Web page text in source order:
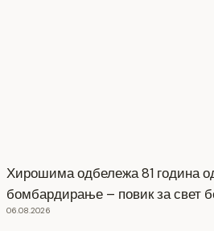
Хирошима одбележа 81 година
бомбардирање – повик за свет
06.08.2026